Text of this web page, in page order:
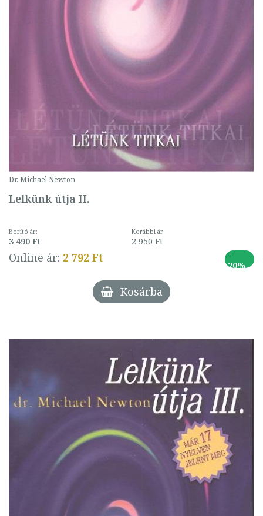
Dr. Michael Newton
Lelkünk útja II.
Borító ár:
3 490 Ft
Korábbi ár:
2 950 Ft
Online ár: 2 792 Ft
-
20%
Kosárba